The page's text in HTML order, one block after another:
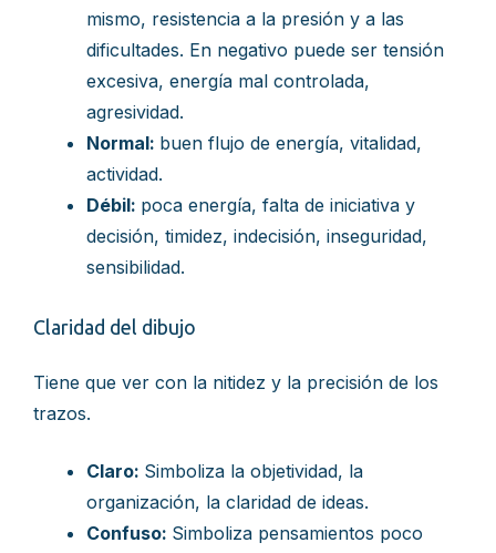
mismo, resistencia a la presión y a las
dificultades. En negativo puede ser tensión
excesiva, energía mal controlada,
agresividad.
Normal: buen flujo de energía, vitalidad,
actividad.
Débil: poca energía, falta de iniciativa y
decisión, timidez, indecisión, inseguridad,
sensibilidad.
Claridad del dibujo
Tiene que ver con la nitidez y la precisión de los
trazos.
Claro: Simboliza la objetividad, la
organización, la claridad de ideas.
Confuso: Simboliza pensamientos poco